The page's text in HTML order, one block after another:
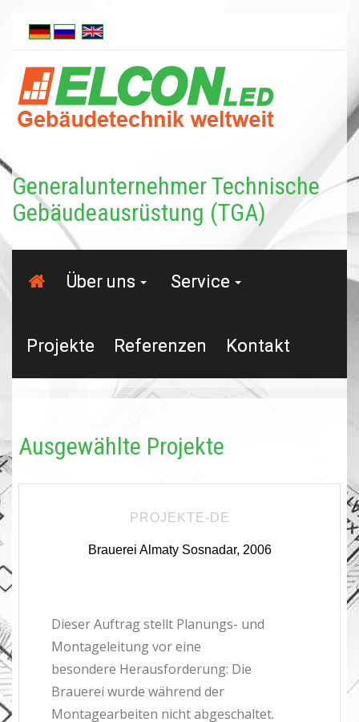
Generalunternehmer Tech­nische
Gebäudeausrüstung (TGA)
Über uns Service
Projekte Referenzen Kontakt
Ausgewählte Projekte
PROJEKTE-DE
Brauerei Almaty Sosnadar, 2006
Dieser Auftrag stellt Planungs- und
Montageleitung vor eine
besondere Herausforderung: Die
Brauerei wurde während der
Montagearbeiten nicht abgeschaltet.